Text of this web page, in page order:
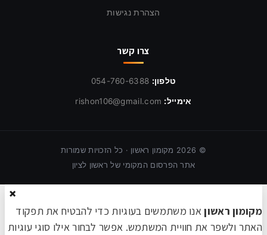
הצהרת נגישות
צרו קשר
טלפון: 054-760-6388
אימייל: rishon106@gmail.com
©
2026 מקומון ראשון · כל הזכויות שמורות
אתר הפרסום המקומי של ראשון לציון
×
מקומון ראשוןאנו משתמשים בעוגיות כדי להבטיח את תפקוד
האתר ולשפר את חוויית המשתמש. אפשר לבחור אילו סוגי עוגיות